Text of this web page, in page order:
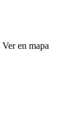
Ver en mapa